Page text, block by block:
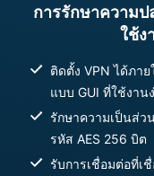
การรักษาความ
ใช้ง
ติดตั้ง VPN ได้ภา
แบบ GUI ที่ใช้งาน
รักษาความเป็นส่ว
รหัส AES 256 บิต
รับการเชื่อมต่อที่เ